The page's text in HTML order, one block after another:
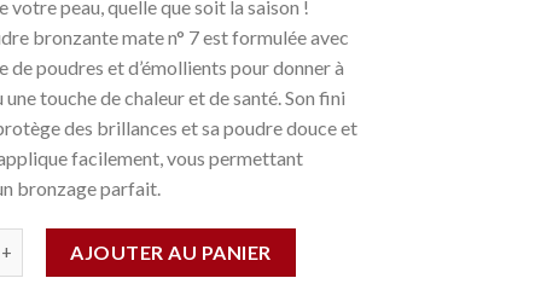
votre peau, quelle que soit la saison !
bronzante mate n° 7 est formulée avec
de poudres et d’émollients pour donner à
touche de chaleur et de santé. Son fini
des brillances et sa poudre douce et
facilement, vous permettant
bronzage parfait.
AJOUTER AU PANIER